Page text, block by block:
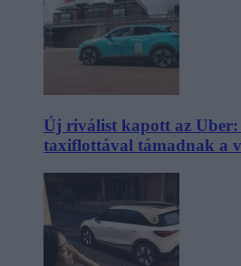
Új riválist kapott az Uber:
taxiflottával támadnak a